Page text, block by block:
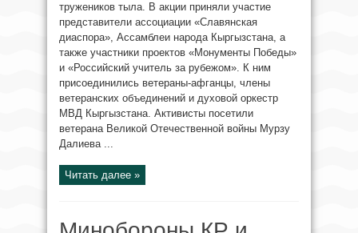
тружеников тыла. В акции приняли участие
представители ассоциации «Славянская
диаспора», Ассамблеи народа Кыргызстана, а
также участники проектов «Монументы Победы»
и «Российский учитель за рубежом». К ним
присоединились ветераны-афганцы, члены
ветеранских объединений и духовой оркестр
МВД Кыргызстана. Активисты посетили
ветерана Великой Отечественной войны Мурзу
Далиева ...
Читать далее »